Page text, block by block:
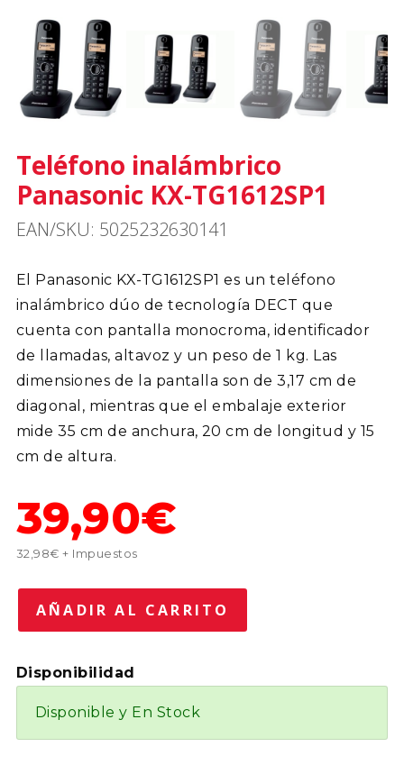
Teléfono inalámbrico
Panasonic KX-TG1612SP1
EAN/SKU: 5025232630141
El Panasonic KX-TG1612SP1 es un teléfono
inalámbrico dúo de tecnología DECT que
cuenta con pantalla monocroma, identificador
de llamadas, altavoz y un peso de 1 kg. Las
dimensiones de la pantalla son de 3,17 cm de
diagonal, mientras que el embalaje exterior
mide 35 cm de anchura, 20 cm de longitud y 15
cm de altura.
39,90€
32,98€ + Impuestos
Disponibilidad
Disponible y En Stock